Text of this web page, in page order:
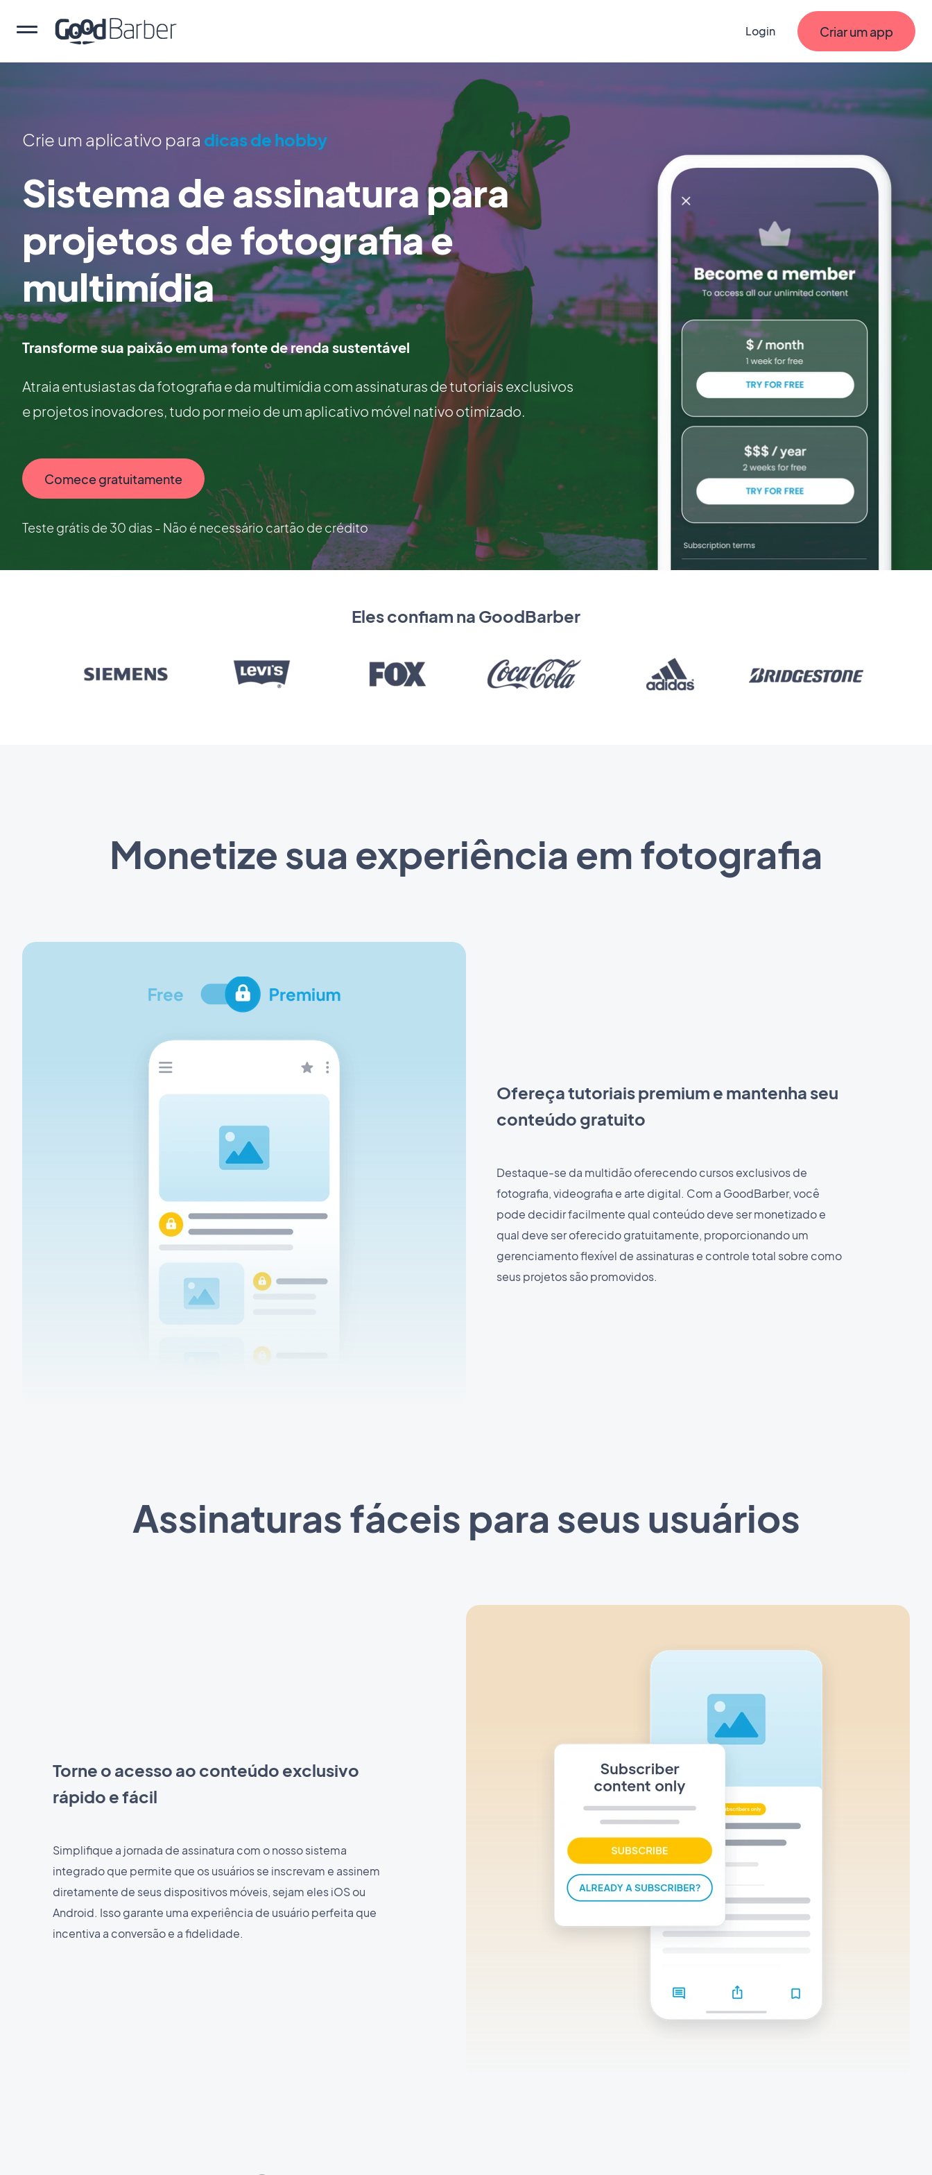
Login Criar um app
Crie um aplicativo para dicas de hobby
Sistema de assinatura para
projetos de fotografia e
multimídia
Transforme sua paixão em uma fonte de renda sustentável
Atraia entusiastas da fotografia e da multimídia com assinaturas de tutoriais exclusivos
e projetos inovadores, tudo por meio de um aplicativo móvel nativo otimizado.
Comece gratuitamente
Teste grátis de 30 dias - Não é necessário cartão de crédito
Eles confiam na GoodBarber
Monetize sua experiência em fotografia
Ofereça tutoriais premium e mantenha seu
conteúdo gratuito
Destaque-se da multidão oferecendo cursos exclusivos de
fotografia, videografia e arte digital. Com a GoodBarber, você
pode decidir facilmente qual conteúdo deve ser monetizado e
qual deve ser oferecido gratuitamente, proporcionando um
gerenciamento flexível de assinaturas e controle total sobre como
seus projetos são promovidos.
Assinaturas fáceis para seus usuários
Torne o acesso ao conteúdo exclusivo
rápido e fácil
Simplifique a jornada de assinatura com o nosso sistema
integrado que permite que os usuários se inscrevam e assinem
diretamente de seus dispositivos móveis, sejam eles iOS ou
Android. Isso garante uma experiência de usuário perfeita que
incentiva a conversão e a fidelidade.